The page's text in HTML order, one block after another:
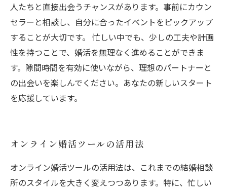
人たちと直接出会うチャンスがあります。事前にカウン
セラーと相談し、自分に合ったイベントをピックアップ
することが大切です。 忙しい中でも、少しの工夫や計画
性を持つことで、婚活を無理なく進めることができま
す。隙間時間を有効に使いながら、理想のパートナーと
の出会いを楽しんでください。あなたの新しいスタート
を応援しています。
オンライン婚活ツールの活用法
オンライン婚活ツールの活用法は、これまでの結婚相談
所のスタイルを大きく変えつつあります。特に、忙しい